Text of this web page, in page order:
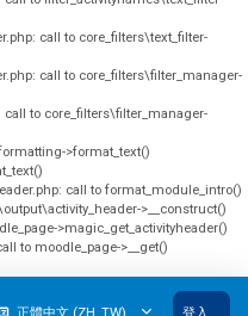
call to core_filters\text_filter-
call to core_filters\filter_manager-
to core_filters\filter_manager-
>format_text()
call to format_module_intro()
>__construct()
>magic_get_activityheader()
to moodle_page->__get()
正體中文 ‎(ZH_TW)‎ 登入